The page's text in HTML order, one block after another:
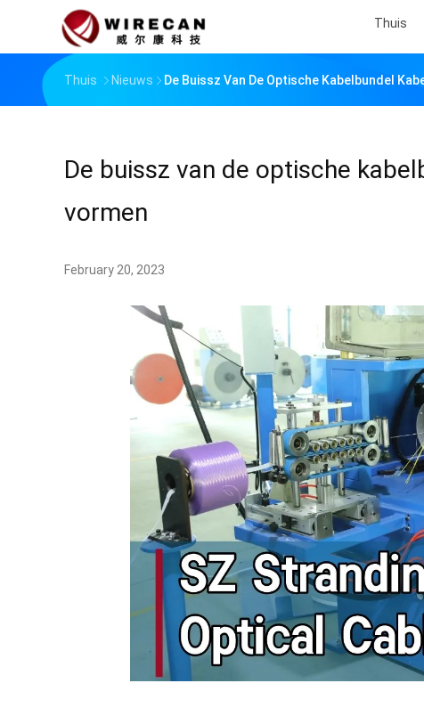
Thuis
Thuis Nieuws De Buissz Van De Optische Kabelbundel
De buissz van de optische
vormen
February 20, 2023